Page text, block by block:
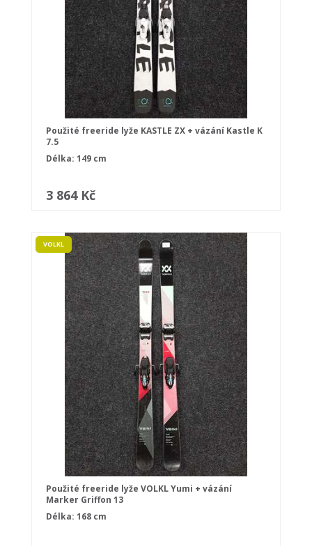
Použité freeride lyže KASTLE ZX + vázání Kastle K
7.5
Délka: 149 cm
3 864 Kč
VOLKL
Použité freeride lyže VOLKL Yumi + vázání
Marker Griffon 13
Délka: 168 cm